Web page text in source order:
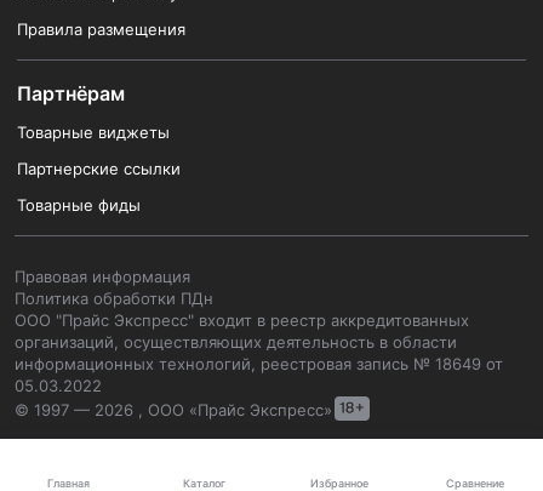
Главная Каталог Избранное Сравнение
Правила размещения
Партнёрам
Товарные виджеты
Партнерские ссылки
Товарные фиды
Правовая информация
Политика обработки ПДн
ООО "Прайс Экспресс" входит в реестр аккредитованных
организаций, осуществляющих деятельность в области
информационных технологий, реестровая запись № 18649 от
05.03.2022
© 1997 — 2026 , ООО «Прайс Экспресс»